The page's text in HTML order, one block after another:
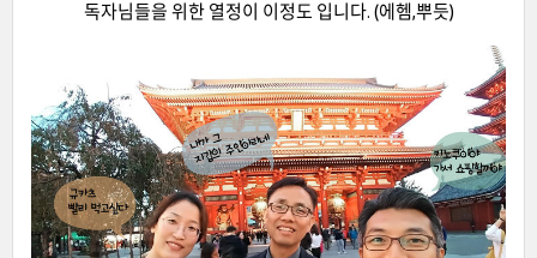
독자님들을 위한 열정이 이정도 입니다. (에헴,뿌듯)